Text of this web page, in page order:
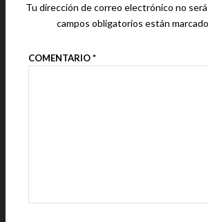
Tu dirección de correo electrónico no
campos obligatorios están
COMENTARIO*